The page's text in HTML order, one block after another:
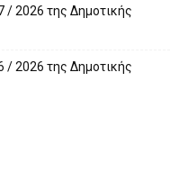
2026 της Δημοτικής
2026 της Δημοτικής